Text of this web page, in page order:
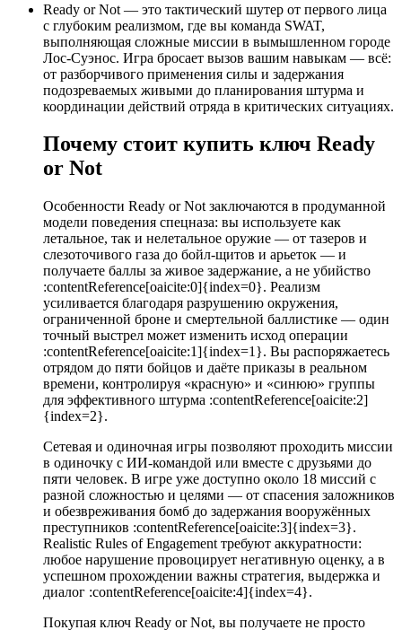
Ready or Not — это тактический шутер от первого лица
с глубоким реализмом, где вы команда SWAT,
выполняющая сложные миссии в вымышленном городе
Лос-Суэнос. Игра бросает вызов вашим навыкам — всё:
от разборчивого применения силы и задержания
подозреваемых живыми до планирования штурма и
координации действий отряда в критических ситуациях.
Почему стоит купить ключ Ready
or Not
Особенности Ready or Not заключаются в продуманной
модели поведения спецназа: вы используете как
летальное, так и нелетальное оружие — от тазеров и
слезоточивого газа до бойл-щитов и арьеток — и
получаете баллы за живое задержание, а не убийство
:contentReference[oaicite:0]{index=0}. Реализм
усиливается благодаря разрушению окружения,
ограниченной броне и смертельной баллистике — один
точный выстрел может изменить исход операции
:contentReference[oaicite:1]{index=1}. Вы распоряжаетесь
отрядом до пяти бойцов и даёте приказы в реальном
времени, контролируя «красную» и «синюю» группы
для эффективного штурма :contentReference[oaicite:2]
{index=2}.
Сетевая и одиночная игры позволяют проходить миссии
в одиночку с ИИ-командой или вместе с друзьями до
пяти человек. В игре уже доступно около 18 миссий с
разной сложностью и целями — от спасения заложников
и обезвреживания бомб до задержания вооружённых
преступников :contentReference[oaicite:3]{index=3}.
Realistic Rules of Engagement требуют аккуратности:
любое нарушение провоцирует негативную оценку, а в
успешном прохождении важны стратегия, выдержка и
диалог :contentReference[oaicite:4]{index=4}.
Покупая ключ Ready or Not, вы получаете не просто